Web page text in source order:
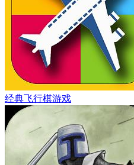
经典飞行棋游戏